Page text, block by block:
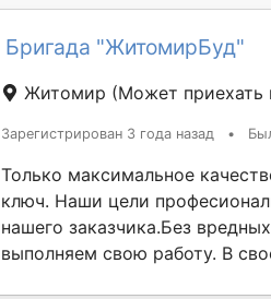
Бригада "ЖитомирБуд"
Житомир (Может приехать
Зарегистрирован 3 года назад •
Только максимальное
ключ. Наши цели
нашего заказчика.Без
выполняем свою работу. В